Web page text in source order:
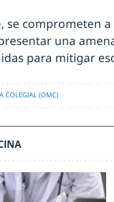
se comprometen
una
para mitigar
COLEGIAL (OMC)